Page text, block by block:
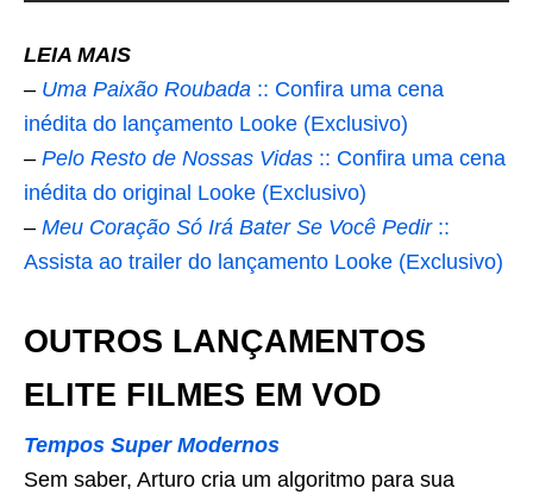
LEIA MAIS
– Uma Paixão Roubada :: Confira uma cena
inédita do lançamento Looke (Exclusivo)
– Pelo Resto de Nossas Vidas :: Confira uma cena
inédita do original Looke (Exclusivo)
– Meu Coração Só Irá Bater Se Você Pedir::
Assista ao trailer do lançamento Looke (Exclusivo)
OUTROS LANÇAMENTOS
ELITE FILMES EM VOD
Tempos Super Modernos
Sem saber, Arturo cria um algoritmo para sua